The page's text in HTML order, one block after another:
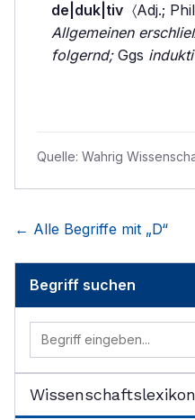
de|duk|tiv 〈Adj.;
Allgemeinen
folgernd;Ggs
Quelle: Wahrig
← Alle Begriffe mit „D“
Begriff suchen
Wissenschaftslexikon